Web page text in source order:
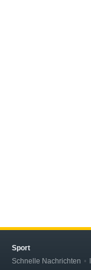
Sport
Schnelle Nachrichten